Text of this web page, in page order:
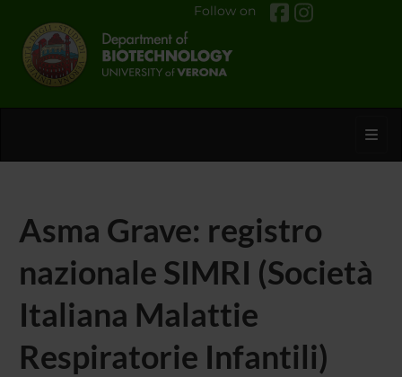
Follow on
Asma Grave: registro
nazionale SIMRI (Società
Italiana Malattie
Respiratorie Infantili)